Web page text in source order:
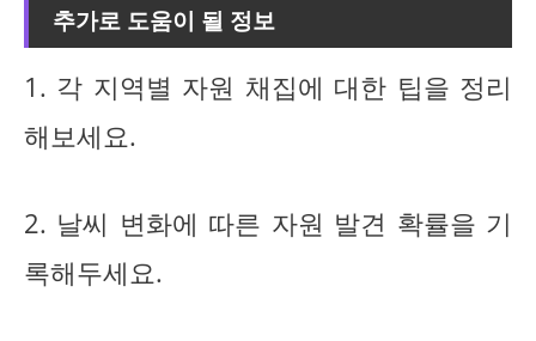
추가로 도움이 될 정보
1. 각 지역별 자원 채집에 대한 팁을 정리
해보세요.
2. 날씨 변화에 따른 자원 발견 확률을 기
록해두세요.